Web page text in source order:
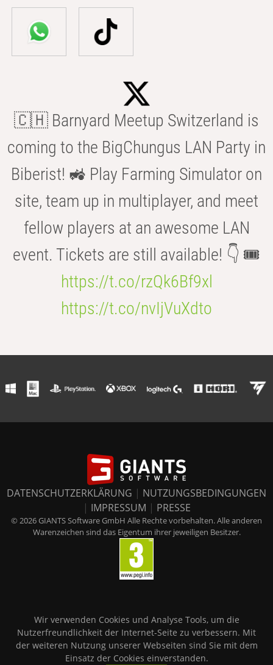
🇨🇭 Barnyard Meetup Switzerland is
coming to the BigChungus LAN Party in
Biberist! 🚜 Play Farming Simulator on
site, team up in multiplayer, and meet
fellow players at an awesome LAN
event. Tickets are still available! 👇 🎟️
https://t.co/rzQk6Bf9xl
https://t.co/nvIjVuXdto
DATENSCHUTZERKLÄRUNG | NUTZUNGSBEDINGUNGEN
| IMPRESSUM | PRESSE
© 2026 GIANTS Software GmbH Alle Rechte vorbehalten. Alle anderen
Warenzeichen sind das Eigentum ihrer jeweiligen Besitzer.
Wir verwenden Cookies und Analyse Tools, um die
Nutzerfreundlichkeit der Internet-Seite zu verbessern. Mit
der weiteren Nutzung unserer Webseiten sind Sie mit dem
Einsatz der Cookies einverstanden.